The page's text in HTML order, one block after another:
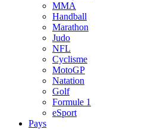
MMA
Handball
Marathon
Judo
NFL
Cyclisme
MotoGP
Natation
Golf
Formule 1
eSport
Pays